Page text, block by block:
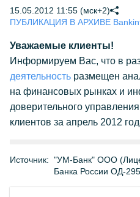
15.05.2012 11:55 (мск+2)
ПУБЛИКАЦИЯ В АРХИВЕ
Уважаемые клиенты!
Информируем Вас, что в
деятельность размещен
на финансовых рынках и
доверительного
клиентов за апрель 2012
Источник: "УМ-Банк" ООО
Банка России ОД-